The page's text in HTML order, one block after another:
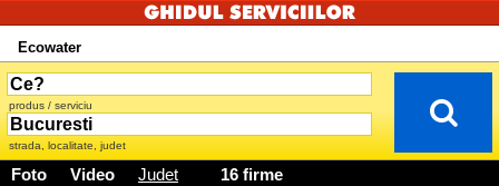
Ecowater
produs / serviciu
strada, localitate, judet
Foto Video Judet 16 firme